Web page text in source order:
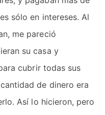
sólo en intereses. Al
me pareció
su casa y
cubrir todas sus
de dinero era
Así lo hicieron, pero